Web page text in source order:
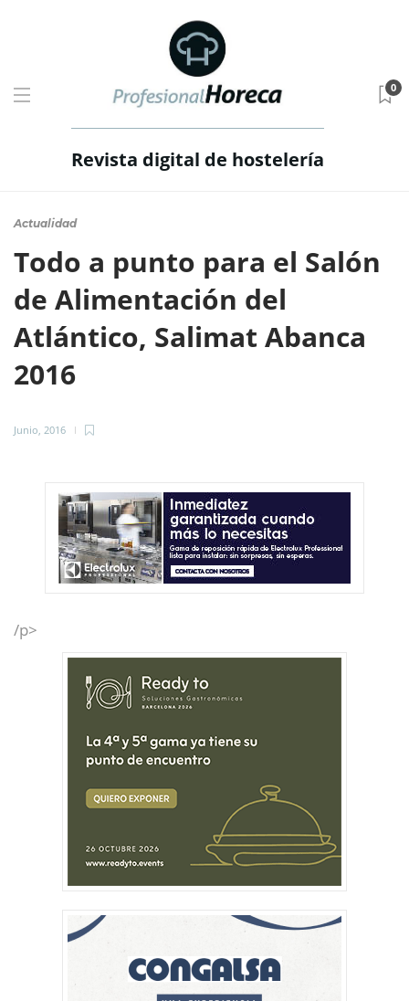
Revista digital de hostelería
0
Actualidad
Todo a punto para el Salón
de Alimentación del
Atlántico, Salimat Abanca
2016
Junio, 2016
/p>